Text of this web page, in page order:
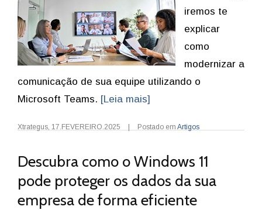
iremos te
explicar
como
modernizar a
comunicação de sua equipe utilizando o
Microsoft Teams. [Leia mais]
Xtrategus, 17.FEVEREIRO.2025 Postado em Artigos
Descubra como o Windows 11
pode proteger os dados da sua
empresa de forma eficiente